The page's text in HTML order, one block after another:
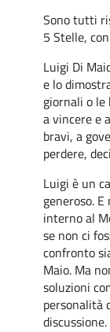
Sono tutti
5 Stelle,
Luigi Di
e lo
giornali o
a vincere e
bravi, a
perdere,
Luigi è un
generoso.
interno al
se non ci
confronto
Maio. Ma
soluzioni
personalità
discussione.